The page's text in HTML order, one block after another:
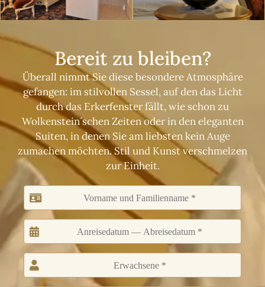
Bereit zu bleiben?
Überall nimmt Sie diese besondere Atmosphäre
gefangen: im stilvollen Sessel, auf den das Licht
durch das Erkerfenster fällt, wie schon zu
Wolkenstein´schen Zeiten oder in den eleganten
Suiten, in denen Sie am liebsten kein Auge
zumachen möchten. Stil und Kunst verschmelzen
zur Einheit.